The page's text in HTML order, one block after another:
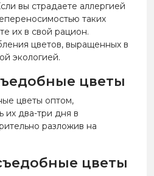
вы страдаете аллергией
таких
их в свой рацион.
цветов, выращенных в
экологией.
цветы
цветы оптом,
их два-три дня в
разложив на
цветы